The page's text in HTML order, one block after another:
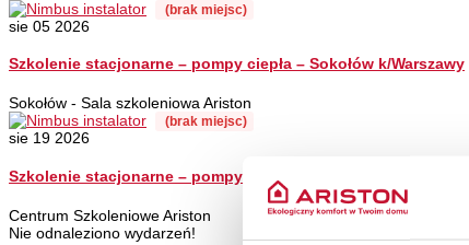
(brak miejsc)
sie 05 2026
Szkolenie stacjonarne – pompy ciepła – Sokołów k/Warszawy
Sokołów - Sala szkoleniowa Ariston
(brak miejsc)
sie 19 2026
Szkolenie stacjonarne – pompy ciepła
Centrum Szkoleniowe Ariston
Nie odnaleziono wydarzeń!